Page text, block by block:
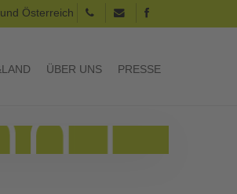
Österreich
ÜBER UNS PRESSE